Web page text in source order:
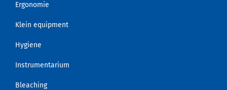
Ergonomie
Klein equipment
Hygiene
Instrumentarium
Bleaching